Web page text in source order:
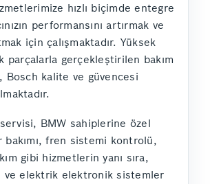
hızlı biçimde entegre
performansını artırmak ve
için çalışmaktadır. Yüksek
parçalarla gerçekleştirilen bakım
Bosch kalite ve güvencesi
BMW sahiplerine özel
bakımı, fren sistemi kontrolü,
gibi hizmetlerin yanı sıra,
ve elektrik elektronik sistemler